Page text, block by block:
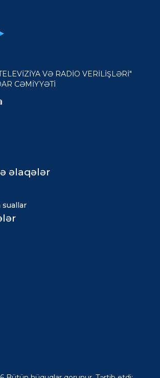
VƏ RADİO VERİLİŞLƏRİ"
CƏMİYYƏTİ
əlaqələr